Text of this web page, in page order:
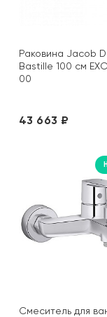
Dogma
Ecoceramica
El Molino
Esse
Estima
Eurotile (Индия)
Gaya Fores
Раковина Jacob
Bastille 100 см
00
43 663 ₽
Cмеситель для